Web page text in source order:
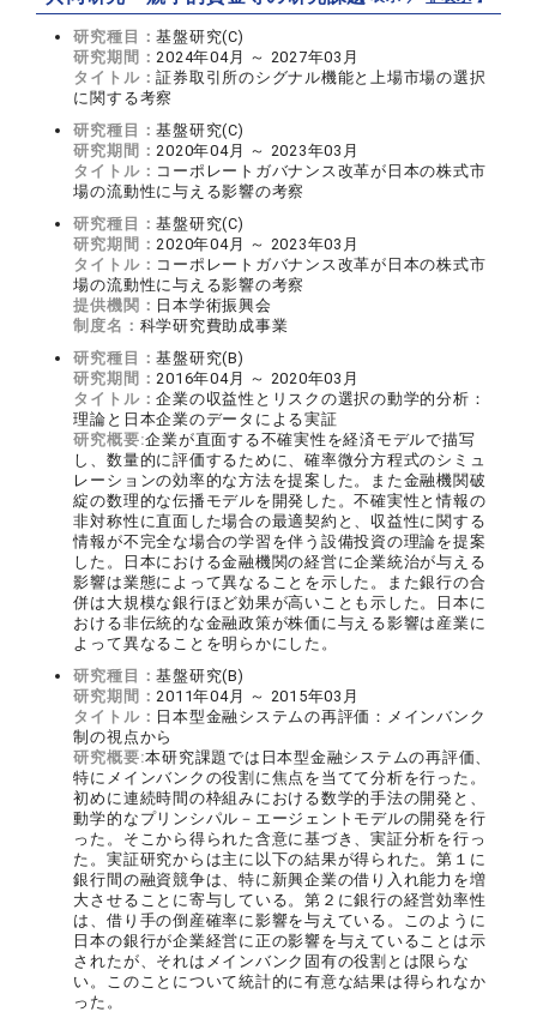
研究種目：基盤研究(C)
研究期間：2024年04月 ～ 2027年03月
タイトル：証券取引所のシグナル機能と上場市場の選択
に関する考察
研究種目：基盤研究(C)
研究期間：2020年04月 ～ 2023年03月
タイトル： コーポレートガバナンス改革が日本の株式市
場の流動性に与える影響の考察
研究種目：基盤研究(C)
研究期間：2020年04月 ～ 2023年03月
タイトル： コーポレートガバナンス改革が日本の株式市
場の流動性に与える影響の考察
提供機関： 日本学術振興会
制度名： 科学研究費助成事業
研究種目：基盤研究(B)
研究期間：2016年04月 ～ 2020年03月
タイトル：企業の収益性とリスクの選択の動学的分析：
理論と日本企業のデータによる実証
研究概要:企業が直面する不確実性を経済モデルで描写
し、数量的に評価するために、確率微分方程式のシミュ
レーションの効率的な方法を提案した。また金融機関破
綻の数理的な伝播モデルを開発した。不確実性と情報の
非対称性に直面した場合の最適契約と、収益性に関する
情報が不完全な場合の学習を伴う設備投資の理論を提案
した。日本における金融機関の経営に企業統治が与える
影響は業態によって異なることを示した。また銀行の合
併は大規模な銀行ほど効果が高いことも示した。日本に
おける非伝統的な金融政策が株価に与える影響は産業に
よって異なることを明らかにした。
研究種目：基盤研究(B)
研究期間：2011年04月 ～ 2015年03月
タイトル： 日本型金融システムの再評価：メインバンク
制の視点から
研究概要:本研究課題では日本型金融システムの再評価、
特にメインバンクの役割に焦点を当てて分析を行った。
初めに連続時間の枠組みにおける数学的手法の開発と、
動学的なプリンシパル－エージェントモデルの開発を行
った。そこから得られた含意に基づき、実証分析を行っ
た。実証研究からは主に以下の結果が得られた。第１に
銀行間の融資競争は、特に新興企業の借り入れ能力を増
大させることに寄与している。第２に銀行の経営効率性
は、借り手の倒産確率に影響を与えている。このように
日本の銀行が企業経営に正の影響を与えていることは示
されたが、それはメインバンク固有の役割とは限らな
い。このことについて統計的に有意な結果は得られなか
った。